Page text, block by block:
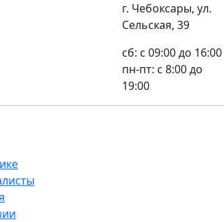
г. Чебоксары, ул.
Сельская, 39
сб: с 09:00 до 16:00
пн-пт: с 8:00 до
19:00